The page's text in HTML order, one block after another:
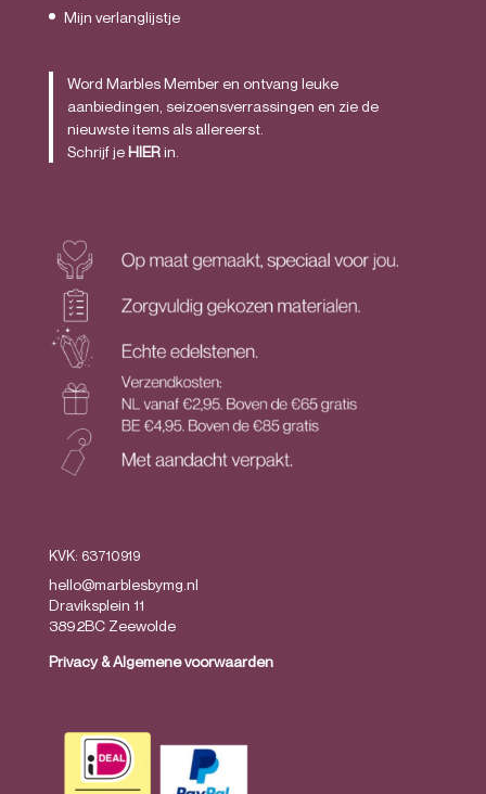
Mijn verlanglijstje
Word Marbles Member en ontvang leuke
aanbiedingen, seizoensverrassingen en zie de
nieuwste items als allereerst.
Schrijf jeHIERin.
KVK: 63710919
hello@marblesbymg.nl
Draviksplein 11
3892BC Zeewolde
Privacy&Algemene voorwaarden